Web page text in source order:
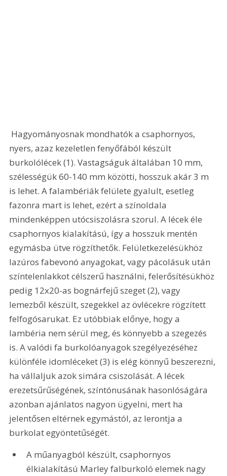
nyers, azaz kezeletlen fenyőfából készült
burkolólécek (1). Vastagságuk általában 10 mm,
szélességük 60-140 mm közötti, hosszuk akár 3 m
is lehet. A falambériák felülete gyalult, esetleg
fazonra mart is lehet, ezért a színoldala
mindenképpen utócsiszolásra szorul. A lécek éle
csaphornyos kialakítású, így a hosszuk mentén
egymásba ütve rögzíthetők. Felületkezelésükhöz
lazúros fabevonó anyagokat, vagy pácolásuk után
színtelenlakkot célszerű használni, felerősítésükhöz
pedig 12x20-as bognárfejű szeget (2), vagy
lemezből készült, szegekkel az övlécekre rögzített
felfogósarukat. Ez utóbbiak előnye, hogy a
lambéria nem sérül meg, és könnyebb a szegezés
is. A valódi fa burkolóanyagok szegélyezéséhez
különféle idomléceket (3) is elég könnyű beszerezni,
ha vállaljuk azok simára csiszolását. A lécek
erezetsűrűségének, színtónusának hasonlóságára
azonban ajánlatos nagyon ügyelni, mert ha
jelentősen eltérnek egymástól, az lerontja a
burkolat egyöntetűségét.
A műanyagból készült, csaphornyos
élkialakítású Marley falburkoló elemek nagy